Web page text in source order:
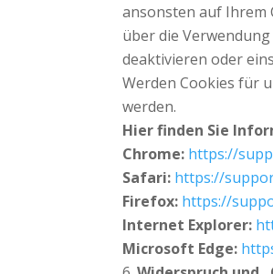
ansonsten auf Ihrem
über die
deaktivieren oder
Werden Cookies für
werden.
Hier finden Sie
Chrome: https://
Safari: https://
Firefox: https://
Internet Explorer:
Microsoft Edge: